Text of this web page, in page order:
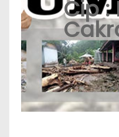
Cip :